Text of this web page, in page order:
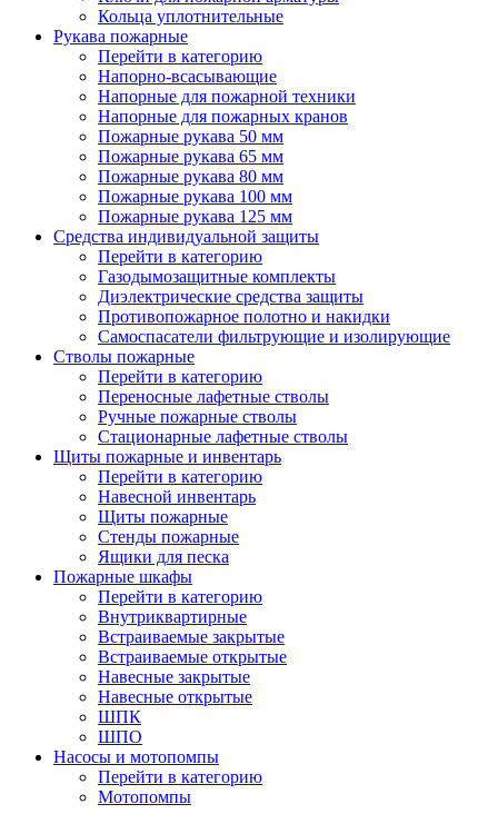
Кольца уплотнительные
Рукава пожарные
Перейти в категорию
Напорно-всасывающие
Напорные для пожарной техники
Напорные для пожарных кранов
Пожарные рукава 50 мм
Пожарные рукава 65 мм
Пожарные рукава 80 мм
Пожарные рукава 100 мм
Пожарные рукава 125 мм
Средства индивидуальной защиты
Перейти в категорию
Газодымозащитные комплекты
Диэлектрические средства защиты
Противопожарное полотно и накидки
Самоспасатели фильтрующие и изолирующие
Стволы пожарные
Перейти в категорию
Переносные лафетные стволы
Ручные пожарные стволы
Стационарные лафетные стволы
Щиты пожарные и инвентарь
Перейти в категорию
Навесной инвентарь
Щиты пожарные
Стенды пожарные
Ящики для песка
Пожарные шкафы
Перейти в категорию
Внутриквартирные
Встраиваемые закрытые
Встраиваемые открытые
Навесные закрытые
Навесные открытые
ШПК
ШПО
Насосы и мотопомпы
Перейти в категорию
Мотопомпы